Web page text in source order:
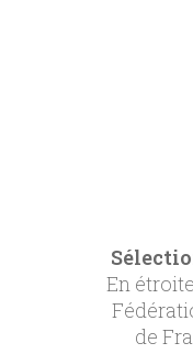
En
de